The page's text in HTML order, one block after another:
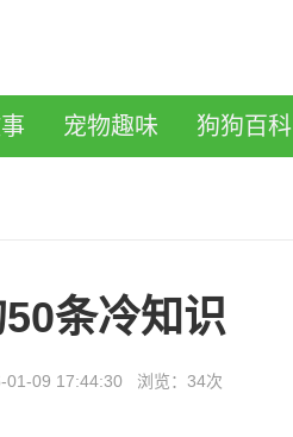
宠物趣味 狗狗百科
条冷知识
01-09 17:44:30 浏览： 34次